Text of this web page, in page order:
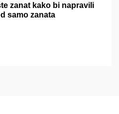
zanat kako bi napravili
samo zanata